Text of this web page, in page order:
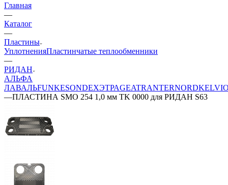
Главная
—
Каталог
—
Пластины
УплотненияПластинчатые теплообменники
—
РИДАН
АЛЬФА
ЛАВАЛЬFUNKESONDEXЭТРАGEATRANTERNORD
—ПЛАСТИНА SMO 254 1,0 мм TK 0000 для РИДАН S63